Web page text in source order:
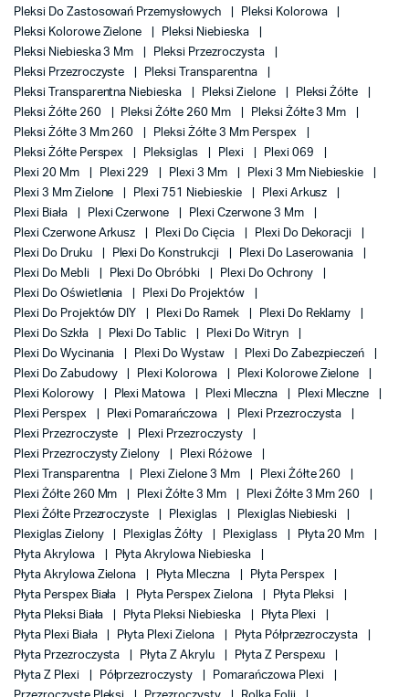
Pleksi Do Zastosowań Przemysłowych
Pleksi Kolorowa
Pleksi Kolorowe Zielone
Pleksi Niebieska
Pleksi Niebieska 3 Mm
Pleksi Przezroczysta
Pleksi Przezroczyste
Pleksi Transparentna
Pleksi Transparentna Niebieska
Pleksi Zielone
Pleksi Żółte
Pleksi Żółte 260
Pleksi Żółte 260 Mm
Pleksi Żółte 3 Mm
Pleksi Żółte 3 Mm 260
Pleksi Żółte 3 Mm Perspex
Pleksi Żółte Perspex
Pleksiglas Plexi
Plexi 069
Plexi 20 Mm
Plexi 229 Plexi 3 Mm
Plexi 3 Mm Niebieskie
Plexi 3 Mm Zielone
Plexi 751 Niebieskie
Plexi Arkusz
Plexi Biała
Plexi Czerwone
Plexi Czerwone 3 Mm
Plexi Czerwone Arkusz
Plexi Do Cięcia
Plexi Do Dekoracji
Plexi Do Druku
Plexi Do Konstrukcji
Plexi Do Laserowania
Plexi Do Mebli
Plexi Do Obróbki
Plexi Do Ochrony
Plexi Do Oświetlenia
Plexi Do Projektów
Plexi Do Projektów DIY
Plexi Do Ramek
Plexi Do Reklamy
Plexi Do Szkła
Plexi Do Tablic
Plexi Do Witryn
Plexi Do Wycinania
Plexi Do Wystaw
Plexi Do Zabezpieczeń
Plexi Do Zabudowy
Plexi Kolorowa
Plexi Kolorowe Zielone
Plexi Kolorowy
Plexi Matowa Plexi Mleczna
Plexi Mleczne
Plexi Perspex
Plexi Pomarańczowa
Plexi Przezroczysta
Plexi Przezroczyste
Plexi Przezroczysty
Plexi Przezroczysty Zielony
Plexi Różowe
Plexi Transparentna
Plexi Zielone 3 Mm
Plexi Żółte 260
Plexi Żółte 260 Mm
Plexi Żółte 3 Mm
Plexi Żółte 3 Mm 260
Plexi Żółte Przezroczyste
Plexiglas
Plexiglas Niebieski
Plexiglas Zielony
Plexiglas Żółty Plexiglass
Płyta 20 Mm
Płyta Akrylowa
Płyta Akrylowa Niebieska
Płyta Akrylowa Zielona
Płyta Mleczna
Płyta Perspex
Płyta Perspex Biała
Płyta Perspex Zielona
Płyta Pleksi
Płyta Pleksi Biała
Płyta Pleksi Niebieska
Płyta Plexi
Płyta Plexi Biała
Płyta Plexi Zielona
Płyta Półprzezroczysta
Płyta Przezroczysta
Płyta Z Akrylu
Płyta Z Perspexu
Płyta Z Plexi
Półprzezroczysty
Pomarańczowa Plexi